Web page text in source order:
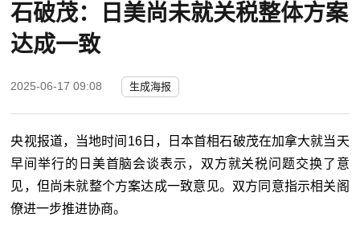
石破茂：日美尚未就关税整体方案
达成一致
2025-06-17 09:08 生成海报
央视报道，当地时间16日，日本首相石破茂在加拿大就当天
早间举行的日美首脑会谈表示，双方就关税问题交换了意
见，但尚未就整个方案达成一致意见。双方同意指示相关阁
僚进一步推进协商。